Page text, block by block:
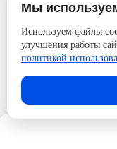
Производитель
Серия
Номинальный ток
Напряжение, В
Количество полюсов
Пожалуйста,
возможность
Представленные
без предварительного
ответственности в случае
размещённым в карточке
Мы
Используем файлы
улучшения работы
политикой